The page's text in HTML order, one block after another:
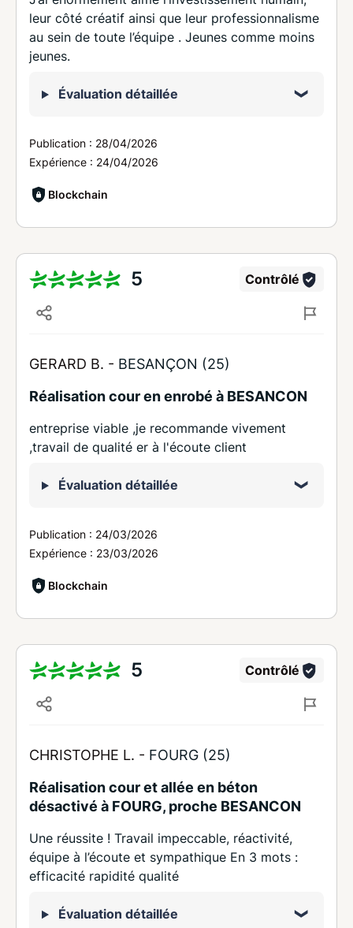
leur côté créatif ainsi que leur professionnalisme
au sein de toute l’équipe . Jeunes comme moins
jeunes.
Évaluation détaillée
Publication : 28/04/2026
Expérience : 24/04/2026
Blockchain
5 Contrôlé
GERARD B. - BESANÇON (25)
Réalisation cour en enrobé à BESANCON
entreprise viable ,je recommande vivement
,travail de qualité er à l'écoute client
Évaluation détaillée
Publication : 24/03/2026
Expérience : 23/03/2026
Blockchain
5 Contrôlé
CHRISTOPHE L. - FOURG (25)
Réalisation cour et allée en béton
désactivé à FOURG, proche BESANCON
Une réussite ! Travail impeccable, réactivité,
équipe à l’écoute et sympathique En 3 mots :
efficacité rapidité qualité
Évaluation détaillée